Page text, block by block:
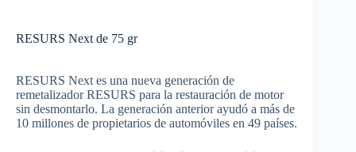
RESURS Next de 75 gr
RESURS Next es una nueva generación de
remetalizador RESURS para la restauración de motor
sin desmontarlo. La generación anterior ayudó a más de
10 millones de propietarios de automóviles en 49 países.